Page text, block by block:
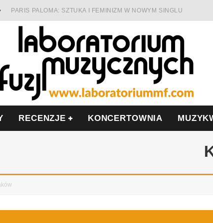
PARIS PALOMA: SZTUKA I FEMINIZM W NOWYM SINGLU
CINNAMON GUM MIĘDZY SOULEM A PAMIĘCIĄ
FRANCUSKI PROG METAL WEDŁUG DUALISIS
LESZEK KUŁAKOWSKI NAGRAŁ JAZZFONIĘ O POLSCE
RECENZJE KONCERTOWNIA